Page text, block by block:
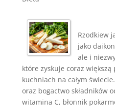
Rzodkiew
jako
ale i
które zyskuje coraz
kuchniach na całym
oraz bogactwo składników
witamina C, błonnik